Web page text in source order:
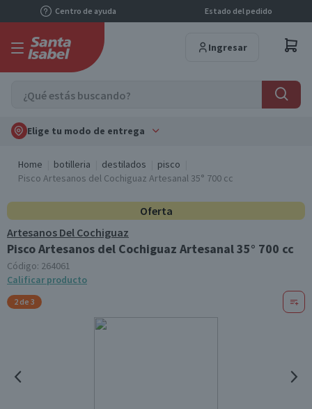
Centro de ayuda Estado del pedido
Ingresar
Elige tu modo de entrega
Home botilleria destilados
pisco
Pisco Artesanos del Cochiguaz Artesanal 35° 700 cc
Oferta
Artesanos Del Cochiguaz
Pisco Artesanos del Cochiguaz Artesanal 35° 700 cc
Código: 264061
Calificar producto
2 de 3